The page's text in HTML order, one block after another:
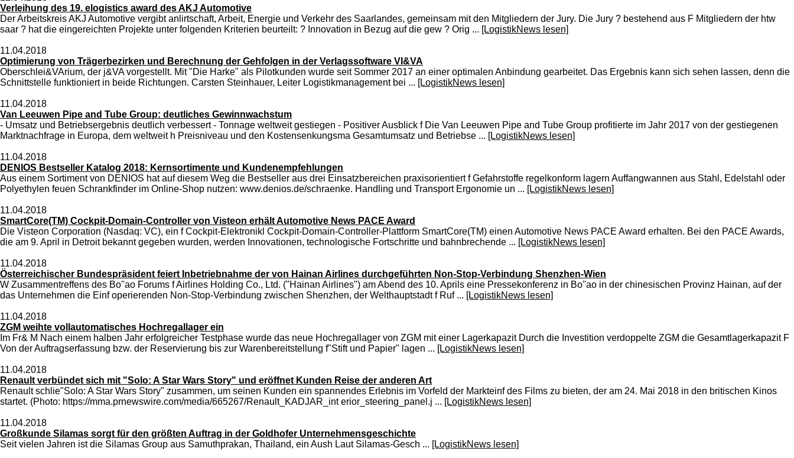
Verleihung des 19. elogistics award des AKJ Automotive
Der Arbeitskreis AKJ Automotive vergibt anlirtschaft, Arbeit, Energie und Verkehr des Saarlandes, gemeinsam mit den Mitgliedern der Jury. Die Jury ? bestehend aus F Mitgliedern der htw
saar ? hat die eingereichten Projekte unter folgenden Kriterien beurteilt: ? Innovation in Bezug auf die gew ? Orig ... [LogistikNews lesen]
11.04.2018
Optimierung von Trägerbezirken und Berechnung der Gehfolgen in der Verlagssoftware VI&VA
Oberschlei&VArium, der j&VA vorgestellt. Mit "Die Harke" als Pilotkunden wurde seit Sommer 2017 an einer optimalen Anbindung gearbeitet. Das Ergebnis kann sich sehen lassen, denn die
Schnittstelle funktioniert in beide Richtungen. Carsten Steinhauer, Leiter Logistikmanagement bei ... [LogistikNews lesen]
11.04.2018
Van Leeuwen Pipe and Tube Group: deutliches Gewinnwachstum
- Umsatz und Betriebsergebnis deutlich verbessert - Tonnage weltweit gestiegen - Positiver Ausblick f Die Van Leeuwen Pipe and Tube Group profitierte im Jahr 2017 von der gestiegenen
Marktnachfrage in Europa, dem weltweit h Preisniveau und den Kostensenkungsma Gesamtumsatz und Betriebse ... [LogistikNews lesen]
11.04.2018
DENIOS Bestseller Katalog 2018: Kernsortimente und Kundenempfehlungen
Aus einem Sortiment von DENIOS hat auf diesem Weg die Bestseller aus drei Einsatzbereichen praxisorientiert f Gefahrstoffe regelkonform lagern Auffangwannen aus Stahl, Edelstahl oder
Polyethylen feuen Schrankfinder im Online-Shop nutzen: www.denios.de/schraenke. Handling und Transport Ergonomie un ... [LogistikNews lesen]
11.04.2018
SmartCore(TM) Cockpit-Domain-Controller von Visteon erhält Automotive News PACE Award
Die Visteon Corporation (Nasdaq: VC), ein f Cockpit-Elektronikl Cockpit-Domain-Controller-Plattform SmartCore(TM) einen Automotive News PACE Award erhalten. Bei den PACE Awards,
die am 9. April in Detroit bekannt gegeben wurden, werden Innovationen, technologische Fortschritte und bahnbrechende ... [LogistikNews lesen]
11.04.2018
Österreichischer Bundespräsident feiert Inbetriebnahme der von Hainan Airlines durchgeführten Non-Stop-Verbindung Shenzhen-Wien
W Zusammentreffens des Bo''ao Forums f Airlines Holding Co., Ltd. ("Hainan Airlines") am Abend des 10. Aprils eine Pressekonferenz in Bo''ao in der chinesischen Provinz Hainan, auf der
das Unternehmen die Einf operierenden Non-Stop-Verbindung zwischen Shenzhen, der Welthauptstadt f Ruf ... [LogistikNews lesen]
11.04.2018
ZGM weihte vollautomatisches Hochregallager ein
Im Fr& M Nach einem halben Jahr erfolgreicher Testphase wurde das neue Hochregallager von ZGM mit einer Lagerkapazit Durch die Investition verdoppelte ZGM die Gesamtlagerkapazit F
Von der Auftragserfassung bzw. der Reservierung bis zur Warenbereitstellung f"Stift und Papier" lagen ... [LogistikNews lesen]
11.04.2018
Renault verbündet sich mit "Solo: A Star Wars Story" und eröffnet Kunden Reise der anderen Art
Renault schlie"Solo: A Star Wars Story" zusammen, um seinen Kunden ein spannendes Erlebnis im Vorfeld der Markteinf des Films zu bieten, der am 24. Mai 2018 in den britischen Kinos
startet. (Photo: https://mma.prnewswire.com/media/665267/Renault_KADJAR_int erior_steering_panel.j ... [LogistikNews lesen]
11.04.2018
Großkunde Silamas sorgt für den größten Auftrag in der Goldhofer Unternehmensgeschichte
Seit vielen Jahren ist die Silamas Group aus Samuthprakan, Thailand, ein Aush Laut Silamas-Gesch ... [LogistikNews lesen]